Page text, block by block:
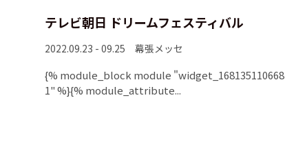
テレビ朝日 ドリームフェスティバル
2022.09.23 - 09.25 幕張メッセ
{% module_block module "widget_168135110668
1" %}{% module_attribute...